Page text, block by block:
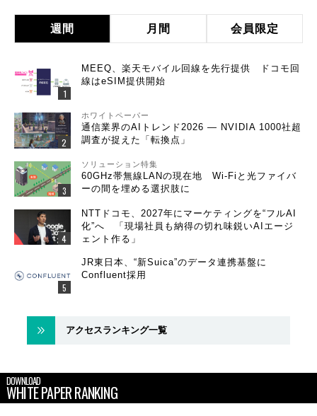
週間 月間 会員限定
MEEQ、楽天モバイル回線を先行提供 ドコモ回
線はeSIM提供開始
ホワイトペーパー
通信業界のAIトレンド2026 ― NVIDIA 1000社超
調査が捉えた「転換点」
ソリューション特集
60GHz帯無線LANの現在地 Wi-Fiと光ファイバ
ーの間を埋める選択肢に
NTTドコモ、2027年にマーケティングを“フルAI
化”へ 「現場社員も納得の切れ味鋭いAIエージ
ェント作る」
JR東日本、“新Suica”のデータ連携基盤に
Confluent採用
アクセスランキング一覧
DOWNLOAD
WHITE PAPER RANKING